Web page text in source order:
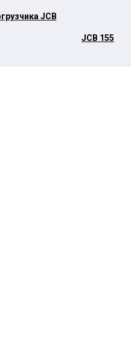
JCB
JCB 155